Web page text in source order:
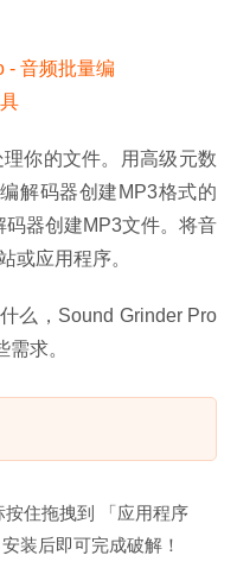
你的文件。用高级元数
解码器创建MP3格式的
器创建MP3文件。将音
或应用程序。
么，Sound Grinder Pro
求。
按住拖拽到 「应用程序
装后即可完成破解！